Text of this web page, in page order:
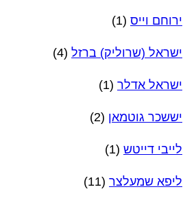
ירוחם וייס (1)
ישראל (שרוליק) ברזל (4)
ישראל אדלר (1)
יששכר גוטמאן (2)
לייבי דייטש (1)
ליפא שמעלצר (11)